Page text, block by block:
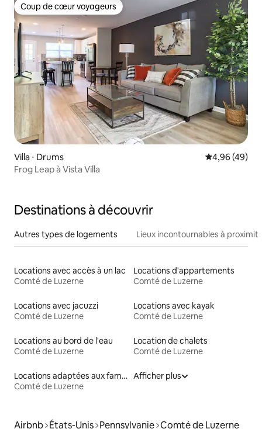
Coup de cœur voyageurs
Coup de cœur voyageurs
Villa ⋅ Drums Évaluation
4,96 (49)
Frog Leap à Vista Villa
Destinations à découvrir
Autres types de logements Lieux incontournables à
Locations avec accès à un lac
Comté de Luzerne
Locations d'appartements
Comté de Luzerne
Locations avec jacuzzi
Comté de Luzerne
Locations avec kayak
Comté de Luzerne
Locations au bord de l'eau
Comté de Luzerne
Location de chalets
Comté de Luzerne
Locations adaptées aux familles
Comté de Luzerne
Afficher plus
Airbnb États-Unis Pennsylvanie Comté de Luzerne